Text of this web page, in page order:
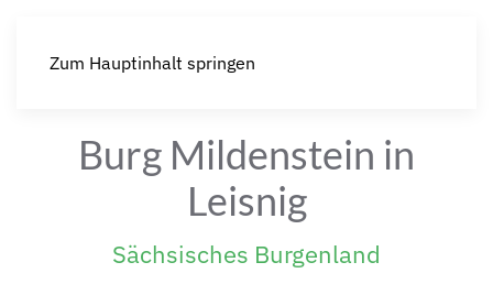
Zum Hauptinhalt springen
Burg Mildenstein in
Leisnig
Sächsisches Burgenland